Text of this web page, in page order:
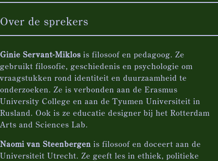
Over de sprekers
Ginie Servant-Miklos is filosoof en pedagoog. Ze
gebruikt filosofie, geschiedenis en psychologie om
vraagstukken rond identiteit en duurzaamheid te
onderzoeken. Ze is verbonden aan de Erasmus
University College en aan de Tyumen Universiteit in
Rusland. Ook is ze educatie designer bij het Rotterdam
Arts and Sciences Lab.
Naomi van Steenbergen is filosoof en doceert aan de
Universiteit Utrecht. Ze geeft les in ethiek, politieke